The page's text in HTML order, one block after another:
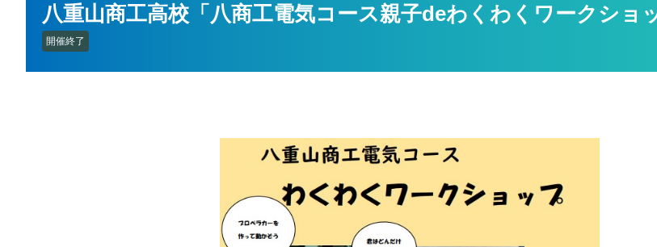
八重山商工高校「八商工電気コース親子deわくわくワークショ
開催終了